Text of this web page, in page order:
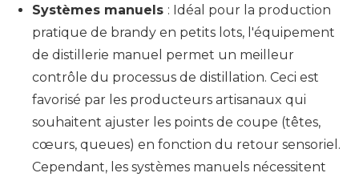
Systèmes manuels : Idéal pour la production
pratique de brandy en petits lots, l'équipement
de distillerie manuel permet un meilleur
contrôle du processus de distillation. Ceci est
favorisé par les producteurs artisanaux qui
souhaitent ajuster les points de coupe (têtes,
cœurs, queues) en fonction du retour sensoriel.
Cependant, les systèmes manuels nécessitent